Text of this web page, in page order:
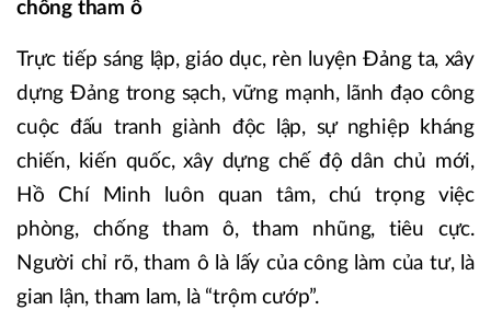
chống tham ô
Trực tiếp sáng lập, giáo dục, rèn luyện Đảng ta, xây
dựng Đảng trong sạch, vững mạnh, lãnh đạo công
cuộc đấu tranh giành độc lập, sự nghiệp kháng
chiến, kiến quốc, xây dựng chế độ dân chủ mới,
Hồ Chí Minh luôn quan tâm, chú trọng việc
phòng, chống tham ô, tham nhũng, tiêu cực.
Người chỉ rõ, tham ô là lấy của công làm của tư, là
gian lận, tham lam, là “trộm cướp”.